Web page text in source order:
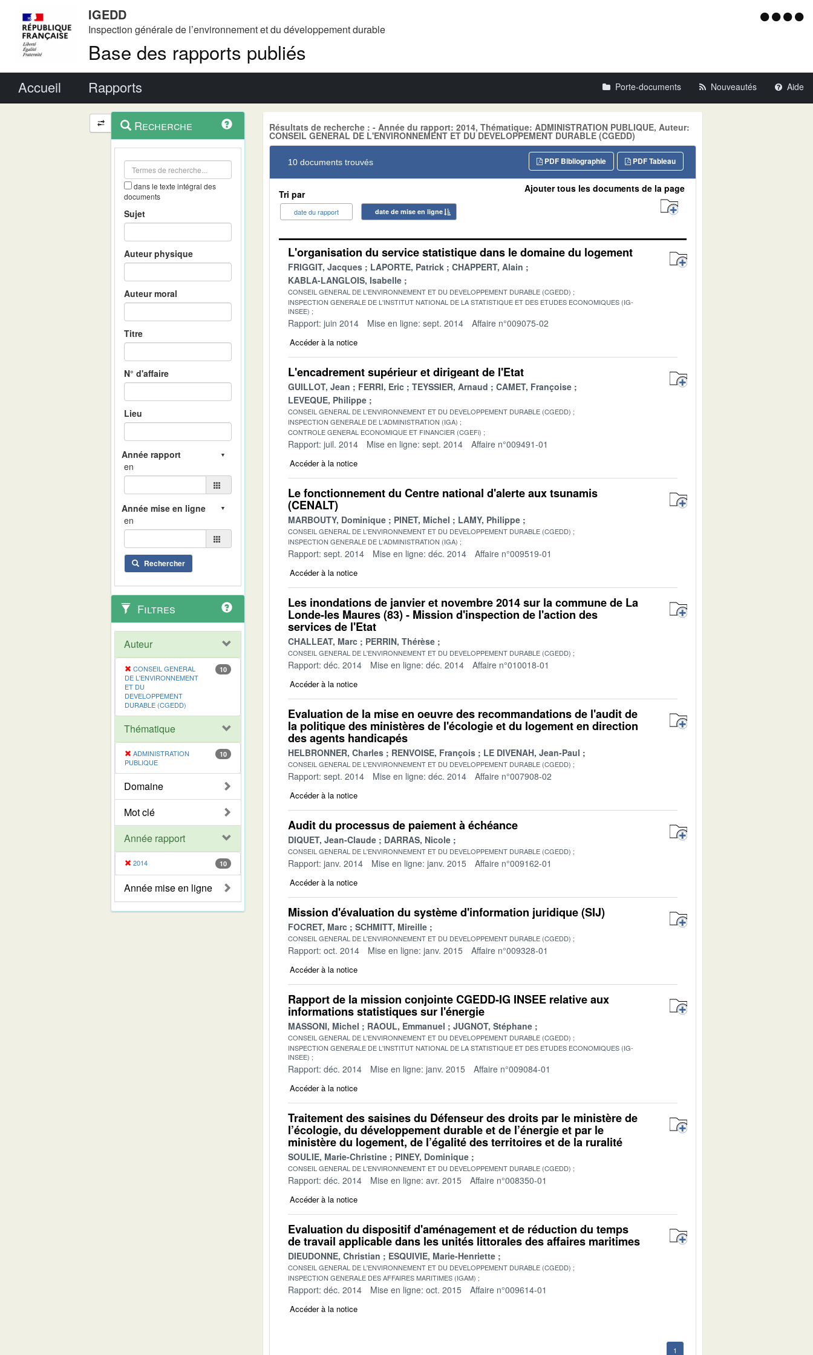
IGEDD
Inspection générale de l’environnement et du développement durable
Base des rapports publiés
Menu
Accueil Rapports Porte-documents Nouveautés Aide
Navigation
et
outils
contextuel
Recherche
dans le texte intégral des
documents
Sujet
Auteur physique
Auteur moral
Titre
N° d'affaire
Lieu
en
en
Rechercher
Filtres
Auteur
CONSEIL GENERAL
DE L'ENVIRONNEMENT
ET DU
DEVELOPPEMENT
DURABLE (CGEDD)
10
Thématique
ADMINISTRATION
PUBLIQUE
10
Domaine
Mot clé
Année rapport
2014 10
Année mise en ligne
Résultats de recherche : - Année du rapport: 2014, Thématique: ADMINISTRATION PUBLIQUE, Auteur:
CONSEIL GENERAL DE L'ENVIRONNEMENT ET DU DEVELOPPEMENT DURABLE (CGEDD)
10 documents trouvés PDF Tableau
PDF Bibliographie
Tri par
date du rapport date de mise en ligne
Ajouter tous les documents de la page
L'organisation du service statistique dans le domaine du logement
FRIGGIT, Jacques LAPORTE, Patrick
CHAPPERT, Alain
KABLA-LANGLOIS, Isabelle
CONSEIL GENERAL DE L'ENVIRONNEMENT ET DU DEVELOPPEMENT DURABLE (CGEDD)
INSPECTION GENERALE DE L'INSTITUT NATIONAL DE LA STATISTIQUE ET DES ETUDES ECONOMIQUES (IG-
INSEE)
Rapport: juin 2014 Mise en ligne: sept. 2014 Affaire n°009075-02
Accéder à la notice
L'encadrement supérieur et dirigeant de l'Etat
GUILLOT, Jean FERRI, Eric TEYSSIER, Arnaud
CAMET, Françoise
LEVEQUE, Philippe
CONSEIL GENERAL DE L'ENVIRONNEMENT ET DU DEVELOPPEMENT DURABLE (CGEDD)
INSPECTION GENERALE DE L'ADMINISTRATION (IGA)
CONTROLE GENERAL ECONOMIQUE ET FINANCIER (CGEFi)
Rapport: juil. 2014 Mise en ligne: sept. 2014 Affaire n°009491-01
Accéder à la notice
Le fonctionnement du Centre national d'alerte aux tsunamis
(CENALT)
MARBOUTY, Dominique PINET, Michel LAMY, Philippe
CONSEIL GENERAL DE L'ENVIRONNEMENT ET DU DEVELOPPEMENT DURABLE (CGEDD)
INSPECTION GENERALE DE L'ADMINISTRATION (IGA)
Rapport: sept. 2014 Mise en ligne: déc. 2014 Affaire n°009519-01
Accéder à la notice
Les inondations de janvier et novembre 2014 sur la commune de La
Londe-les Maures (83) - Mission d'inspection de l'action des
services de l'Etat
CHALLEAT, Marc PERRIN, Thérèse
CONSEIL GENERAL DE L'ENVIRONNEMENT ET DU DEVELOPPEMENT DURABLE (CGEDD)
Rapport: déc. 2014 Mise en ligne: déc. 2014 Affaire n°010018-01
Accéder à la notice
Evaluation de la mise en oeuvre des recommandations de l'audit de
la politique des ministères de l'écologie et du logement en direction
des agents handicapés
HELBRONNER, Charles RENVOISE, François LE DIVENAH, Jean-Paul
CONSEIL GENERAL DE L'ENVIRONNEMENT ET DU DEVELOPPEMENT DURABLE (CGEDD)
Rapport: sept. 2014 Mise en ligne: déc. 2014 Affaire n°007908-02
Accéder à la notice
Audit du processus de paiement à échéance
DIQUET, Jean-Claude DARRAS, Nicole
CONSEIL GENERAL DE L'ENVIRONNEMENT ET DU DEVELOPPEMENT DURABLE (CGEDD)
Rapport: janv. 2014 Mise en ligne: janv. 2015 Affaire n°009162-01
Accéder à la notice
Mission d'évaluation du système d'information juridique (SIJ)
FOCRET, Marc SCHMITT, Mireille
CONSEIL GENERAL DE L'ENVIRONNEMENT ET DU DEVELOPPEMENT DURABLE (CGEDD)
Rapport: oct. 2014 Mise en ligne: janv. 2015 Affaire n°009328-01
Accéder à la notice
Rapport de la mission conjointe CGEDD-IG INSEE relative aux
informations statistiques sur l'énergie
MASSONI, Michel RAOUL, Emmanuel JUGNOT, Stéphane
CONSEIL GENERAL DE L'ENVIRONNEMENT ET DU DEVELOPPEMENT DURABLE (CGEDD)
INSPECTION GENERALE DE L'INSTITUT NATIONAL DE LA STATISTIQUE ET DES ETUDES ECONOMIQUES (IG-
INSEE)
Rapport: déc. 2014 Mise en ligne: janv. 2015 Affaire n°009084-01
Accéder à la notice
Traitement des saisines du Défenseur des droits par le ministère de
l’écologie, du développement durable et de l’énergie et par le
ministère du logement, de l’égalité des territoires et de la ruralité
SOULIE, Marie-Christine PINEY, Dominique
CONSEIL GENERAL DE L'ENVIRONNEMENT ET DU DEVELOPPEMENT DURABLE (CGEDD)
Rapport: déc. 2014 Mise en ligne: avr. 2015 Affaire n°008350-01
Accéder à la notice
Evaluation du dispositif d'aménagement et de réduction du temps
de travail applicable dans les unités littorales des affaires maritimes
DIEUDONNE, Christian ESQUIVIE, Marie-Henriette
CONSEIL GENERAL DE L'ENVIRONNEMENT ET DU DEVELOPPEMENT DURABLE (CGEDD)
INSPECTION GENERALE DES AFFAIRES MARITIMES (IGAM)
Rapport: déc. 2014 Mise en ligne: oct. 2015 Affaire n°009614-01
Accéder à la notice
1